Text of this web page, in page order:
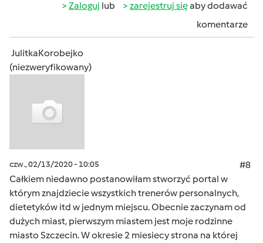
Zaloguj lub zarejestruj sięaby dodawać
komentarze
JulitkaKorobejko
(niezweryfikowany)
czw., 02/13/2020 - 10:05
#8
Całkiem niedawno postanowiłam stworzyć portal w
którym znajdziecie wszystkich trenerów personalnych,
dietetyków itd w jednym miejscu. Obecnie zaczynam od
dużych miast, pierwszym miastem jest moje rodzinne
miasto Szczecin. W okresie 2 miesiecy strona na której